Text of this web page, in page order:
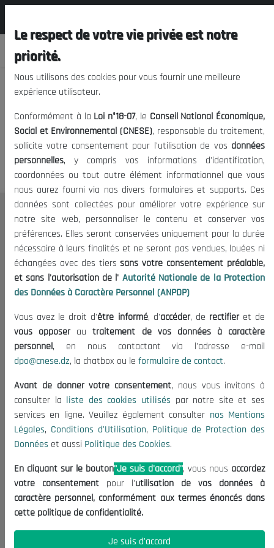
Nous vous prions de nous
excuser, mais l'accès à ce
contenu est restreint.
Le CNESE
A Propos
Le président
Organisation
Publications
Informations utiles
Appels d'offres et Consultations
Mentions Légales
Conditions d'Utilisation
Politique de Protection des Données
Politique des Cookies
Nous Contacter
(+213) 021 98 01 00|01|02
contact@cnese.dz
Suggestions ou Initiatives ?
Newsletter
dernières nouvelles.
Le respect de votre vie privée est notre
priorité.
Nous utilisons des cookies pour vous fournir une meilleure
expérience utilisateur.
Conformément à la Loi n°18-07, le Conseil National Économique,
Social et Environnemental (CNESE), responsable du traitement,
sollicite votre consentement pour l'utilisation de vos données
personnelles, y compris vos informations d'identification,
coordonnées ou tout autre élément informationnel que vous
nous aurez fourni via nos divers formulaires et supports. Ces
données sont collectées pour améliorer votre expérience sur
notre site web, personnaliser le contenu et conserver vos
préférences. Elles seront conservées uniquement pour la durée
nécessaire à leurs finalités et ne seront pas vendues, louées ni
échangées avec des tierssans votre consentement préalable,
et sans l'autorisation de l' Autorité Nationale de la Protection
des Données à Caractère Personnel (ANPDP)
Vous avez le droit d'être informé, d'accéder, de rectifieret de
vous opposerautraitement de vos données à caractère
personnel, en nous contactant via l'adresse e-mail
dpo@cnese.dz, la chatbox ou le formulaire de contact.
Avant de donner votre consentement, nous vous invitons à
consulter la liste des cookies utilisés par notre site et ses
services en ligne. Veuillez également consulter nos Mentions
Légales, Conditions d'Utilisation, Politique de Protection des
Données et aussi Politique des Cookies.
En cliquant sur le bouton"Je suis d'accord", vous nous accordez
votre consentement pour l'utilisation de vos données à
caractère personnel, conformément aux termes énoncés dans
cette politique de confidentialité.
Je suis d'accord